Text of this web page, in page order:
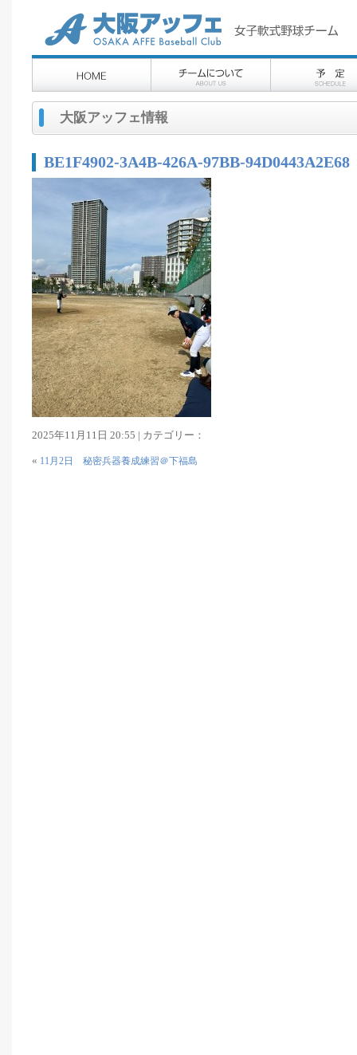
大阪アッフェ情報
BE1F4902-3A4B-426A-97BB-94D0443A2E68
2025年11月11日 20:55 | カテゴリー：
« 11月2日 秘密兵器養成練習＠下福島